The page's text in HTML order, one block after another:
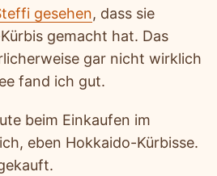
gesehen, dass sie
gemacht hat. Das
gar nicht wirklich
fand ich gut.
beim Einkaufen im
eben Hokkaido-Kürbisse.